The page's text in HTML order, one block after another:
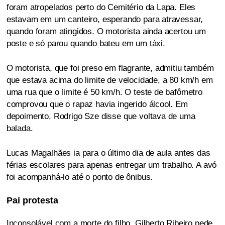
foram atropelados perto do Cemitério da Lapa. Eles
estavam em um canteiro, esperando para atravessar,
quando foram atingidos. O motorista ainda acertou um
poste e só parou quando bateu em um táxi.
O motorista, que foi preso em flagrante, admitiu também
que estava acima do limite de velocidade, a 80 km/h em
uma rua que o limite é 50 km/h. O teste de bafômetro
comprovou que o rapaz havia ingerido álcool. Em
depoimento, Rodrigo Sze disse que voltava de uma
balada.
Lucas Magalhães ia para o último dia de aula antes das
férias escolares para apenas entregar um trabalho. A avó
foi acompanhá-lo até o ponto de ônibus.
Pai protesta